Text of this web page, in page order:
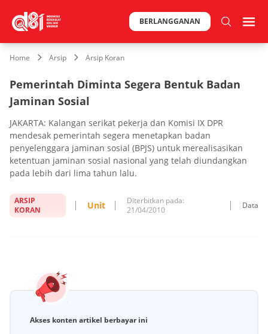
BERLANGGANAN
Home Arsip Arsip Koran
Pemerintah Diminta Segera Bentuk Badan
Jaminan Sosial
JAKARTA: Kalangan serikat pekerja dan Komisi IX DPR
mendesak pemerintah segera menetapkan badan
penyelenggara jaminan sosial (BPJS) untuk merealisasikan
ketentuan jaminan sosial nasional yang telah diundangkan
pada lebih dari lima tahun lalu.
ARSIP
KORAN
Unit
Diterbitkan pada:
21/04/2010
Data
Akses konten artikel berbayar ini